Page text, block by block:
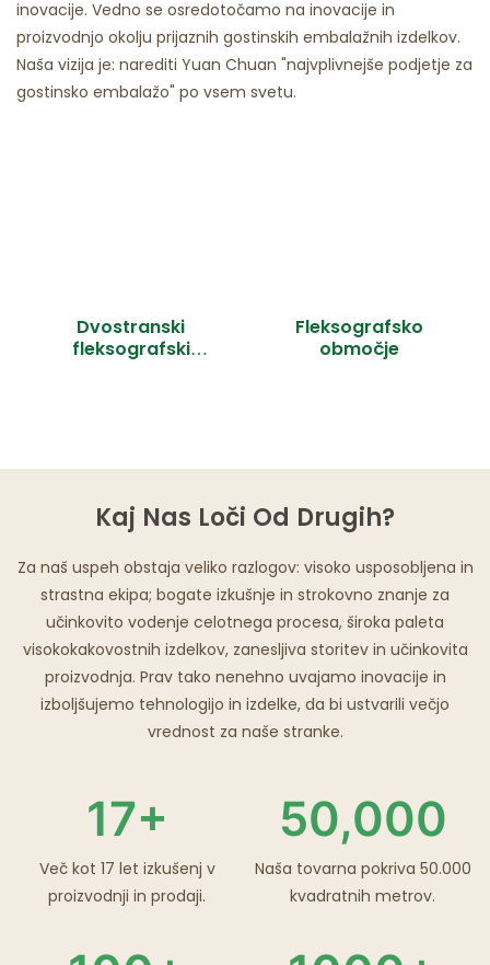
inovacije. Vedno se osredotočamo na inovacije in
proizvodnjo okolju prijaznih gostinskih embalažnih izdelkov.
Naša vizija je: narediti Yuan Chuan "najvplivnejše podjetje za
gostinsko embalažo" po vsem svetu.
Dvostranski
fleksografski
Fleksografsko
območje
Kaj Nas Loči Od Drugih?
Za naš uspeh obstaja veliko razlogov: visoko usposobljena in
strastna ekipa; bogate izkušnje in strokovno znanje za
učinkovito vodenje celotnega procesa, široka paleta
visokokakovostnih izdelkov, zanesljiva storitev in učinkovita
proizvodnja. Prav tako nenehno uvajamo inovacije in
izboljšujemo tehnologijo in izdelke, da bi ustvarili večjo
vrednost za naše stranke.
17+
Več kot 17 let izkušenj v
proizvodnji in prodaji.
50,000
Naša tovarna pokriva 50.000
kvadratnih metrov.